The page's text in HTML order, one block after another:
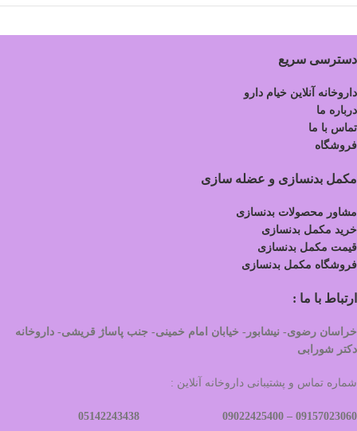
دسترسی سریع
داروخانه آنلاین خیام دارو
درباره ما
تماس با ما
فروشگاه
مکمل بدنسازی و عضله سازی
مشاور محصولات بدنسازی
خرید مکمل بدنسازی
قیمت مکمل بدنسازی
فروشگاه مکمل بدنسازی
ارتباط با ما :
خراسان رضوی- نیشابور- خیابان امام خمینی- جنب پاساژ قریشی- داروخانه
دکتر شورابی
شماره تماس و پشتیبانی داروخانه آنلاین :
09157023060 –